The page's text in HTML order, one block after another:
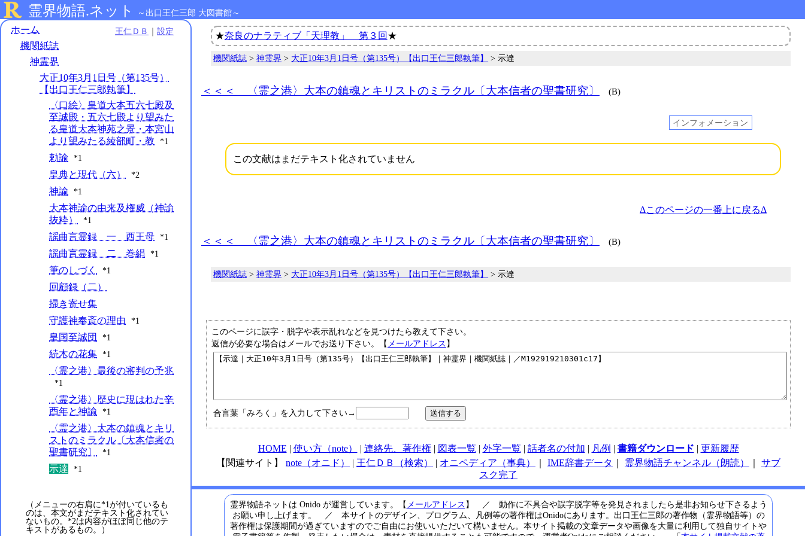
霊界物語.ネット ～出口王仁三郎 大図書館～
王仁ＤＢ ｜ 設定
ホーム
機関紙誌
神霊界
大正10年3月1日号（第135号）
【出口王仁三郎執筆】
〈口絵〉皇道大本五六七殿及
至誠殿・五六七殿より望みた
る皇道大本神苑之景・本宮山
より望みたる綾部町・教
*1
勅諭 *1
皇典と現代（六） *2
神諭 *1
大本神諭の由来及権威（神諭
抜粋）
*1
謡曲言霊録 一 西王母 *1
謡曲言霊録 二 巻絹 *1
筆のしづく *1
回顧録（二）
掃き寄せ集
守護神奉斎の理由
*1
皇国至誠団 *1
続木の花集 *1
〈霊之港〉最後の審判の予兆
*1
〈霊之港〉歴史に現はれた辛
酉年と神諭
*1
〈霊之港〉大本の鎮魂とキリ
ストのミラクル〔大本信者の
聖書研究〕
*1
示達 *1
（メニューの右肩に*1が付いているも
のは、本文がまだテキスト化されてい
ないもの。*2は内容がほぼ同じ他のテ
キストがあるもの。）
★奈良のナラティブ「天理教」 第３回 ★
機関紙誌 >神霊界 > 大正10年3月1日号（第135号）【出口王仁三郎執筆】 > 示達
＜＜＜ 〈霊之港〉大本の鎮魂とキリストのミラクル〔大本信者の聖書研究〕 (B)
インフォメーション
この文献はまだテキスト化されていません
Δこのページの一番上に戻るΔ
＜＜＜ 〈霊之港〉大本の鎮魂とキリストのミラクル〔大本信者の聖書研究〕 (B)
機関紙誌 >神霊界 > 大正10年3月1日号（第135号）【出口王仁三郎執筆】 > 示達
このページに誤字・脱字や表示乱れなどを見つけたら教えて下さい。
返信が必要な場合はメールでお送り下さい。【 メールアドレス 】
合言葉「みろく」を入力して下さい→
HOME | 使い方（note） | 連絡先、著作権| 図表一覧 | 外字一覧 | 話者名の付加 | 凡例 | 書籍ダウンロード | 更新履歴
【関連サイト】 note（オニド） | 王仁ＤＢ（検索） | オニペディア（事典） IME辞書データ 霊界物語チャンネル（朗読）
サブ
スク完了
霊界物語ネットは Onido が運営しています。【 メールアドレス 】 ／ 動作に不具合や誤字脱字等を発見されましたら是非お知らせ下さるよう
お願い申し上げます。 ／ 本サイトのデザイン、プログラム、凡例等の著作権はOnidoにあります。出口王仁三郎の著作物（霊界物語等）の
著作権は保護期間が過ぎていますのでご自由にお使いいただいて構いません。本サイト掲載の文章データや画像を大量に利用して独自サイトや